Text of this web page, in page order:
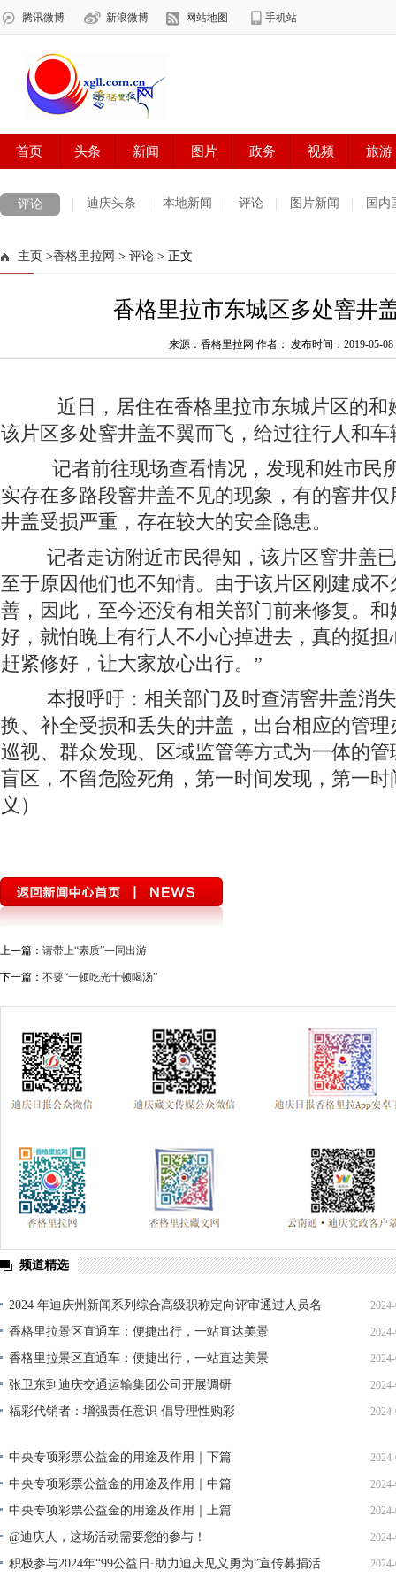
评论 迪庆头条 本地新闻 评论 图片新闻 国内
主页 >香格里拉网 > 评论 > 正文
香格里拉市东城区多处窨井
来源：香格里拉网 作者： 发布时间：2019-05-08
近日，居住在香格里拉市东城片区的和
该片区多处窨井盖不翼而飞，给过往行人和
记者前往现场查看情况，发现和姓市民
实存在多路段窨井盖不见的现象，有的窨井
井盖受损严重，存在较大的安全隐患。
记者走访附近市民得知，该片区窨井盖
至于原因他们也不知情。由于该片区刚建成
善，因此，至今还没有相关部门前来修复。
好，就怕晚上有行人不小心掉进去，真的挺
赶紧修好，让大家放心出行。”
本报呼吁：相关部门及时查清窨井盖消
换、补全受损和丢失的井盖，出台相应的管
巡视、群众发现、区域监管等方式为一体的
盲区，不留危险死角，第一时间发现，第一
义）
上一篇： 请带上“素质”一同出游
下一篇： 不要“一顿吃光十顿喝汤”
频道精选
2024 年迪庆州新闻系列综合高级职称定向评审通过人员名
单公示
香格里拉景区直通车：便捷出行，一站直达美景
香格里拉景区直通车：便捷出行，一站直达美景
张卫东到迪庆交通运输集团公司开展调研
福彩代销者：增强责任意识 倡导理性购彩
中央专项彩票公益金的用途及作用｜下篇
中央专项彩票公益金的用途及作用｜中篇
中央专项彩票公益金的用途及作用｜上篇
@迪庆人，这场活动需要您的参与！
积极参与2024年“99公益日·助力迪庆见义勇为”宣传募捐活